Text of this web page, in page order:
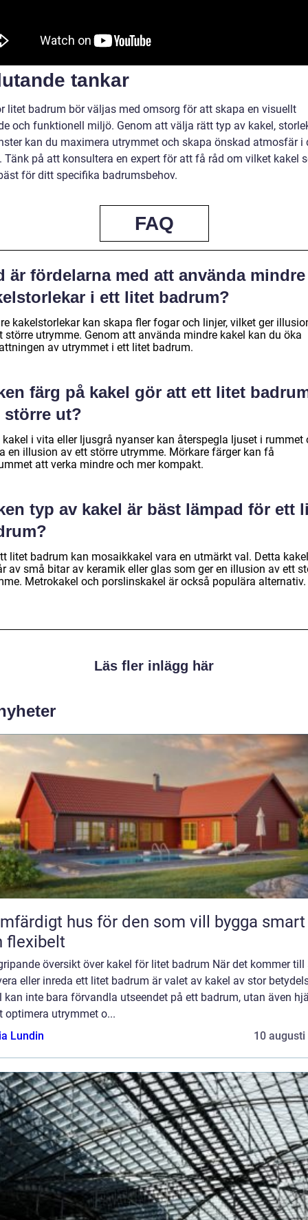
tankar
litet badrum bör väljas med omsorg för att skapa en visuellt
och funktionell miljö. Genom att välja rätt typ av kakel,
kan du maximera utrymmet och skapa önskad atmosfär i
Tänk på att konsultera en expert för att få råd om vilket kakel
för ditt specifika badrumsbehov.
FAQ
är fördelarna med att använda mindre
i ett litet badrum?
kakelstorlekar kan skapa fler fogar och linjer, vilket ger
större utrymme. Genom att använda mindre kakel kan du öka
av utrymmet i ett litet badrum.
färg på kakel gör att ett litet
större ut?
i vita eller ljusgrå nyanser kan återspegla ljuset i rummet
en illusion av ett större utrymme. Mörkare färger kan få
att verka mindre och mer kompakt.
typ av kakel är bäst lämpad för ett
litet badrum kan mosaikkakel vara en utmärkt val. Detta kakel
av små bitar av keramik eller glas som ger en illusion av ett
Metrokakel och porslinskakel är också populära alternativ.
Läs fler inlägg här
hus för den som vill bygga smart
flexibelt
översikt över kakel för litet badrum När det kommer till
eller inreda ett litet badrum är valet av kakel av stor
kan inte bara förvandla utseendet på ett badrum, utan även
optimera utrymmet o...
Lundin
10 augusti